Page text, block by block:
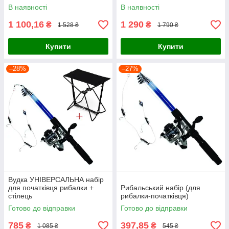
В наявності
1 100,16 ₴ 1 528 ₴
Купити
В наявності
1 290 ₴ 1 790 ₴
Купити
–28%
Вудка УНІВЕРСАЛЬНА набір
для початківця рибалки +
стілець
Готово до відправки
785 ₴ 1 085 ₴
–27%
Рибальський набір (для
рибалки-початківця)
Готово до відправки
397,85 ₴ 545 ₴